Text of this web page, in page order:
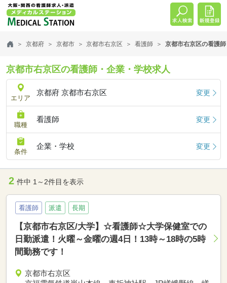
京都府 京都市 京都市右京区 看護師 京都市右京区の看護
京都市右京区の看護師・企業・学校求人
エリア
京都府 京都市右京区 変更
職種
看護師 変更
条件
企業・学校 変更
2 件中 1～2件目を表示
看護師 派遣 長期
【京都市右京区/大学】☆看護師☆大学保健室での
日勤派遣！火曜～金曜の週4日！13時～18時の5時
間勤務です！
京都市右京区